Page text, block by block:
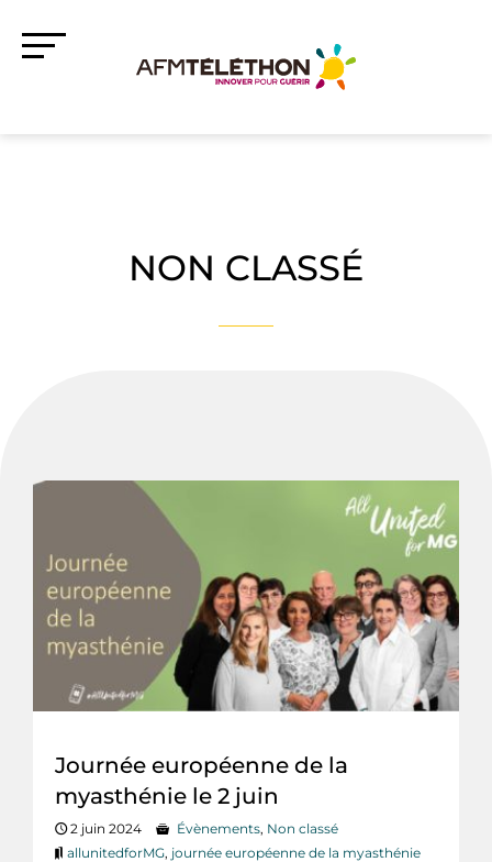
NON CLASSÉ
Journée européenne de la
myasthénie le 2 juin
2 juin 2024 Évènements, Non classé
allunitedforMG, journée européenne de la myasthénie